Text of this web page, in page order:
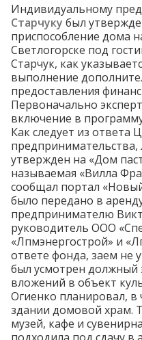
Индивидуальному
Старчуку был
приспособление дома
Светлогорске под
Старчук, как
выполнение
предоставления
Первоначально
включение в
Как следует из ответа
утвержден на «Дом
называемая «Вилла
сообщал портал
было передано в
предпринимателю
руководитель ООО
«Лпмэнергострой» и
ответе фонда, заем не
был усмотрен должный
вложений в объект
Огиенко планировал, в
здании домовой храм.
музей, кафе и